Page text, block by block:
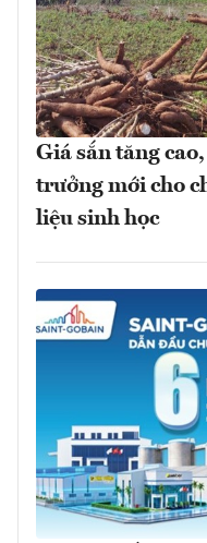
Giá sắn tăng
trưởng mới cho
liệu sinh học